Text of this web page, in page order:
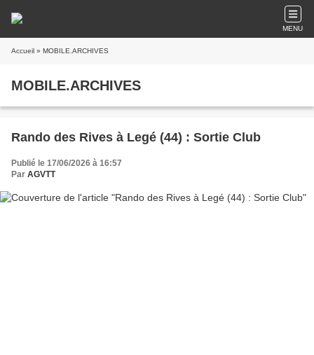
MENU
Accueil » MOBILE.ARCHIVES
MOBILE.ARCHIVES
Rando des Rives à Legé (44) : Sortie Club
Publié le 17/06/2026 à 16:57
Par AGVTT